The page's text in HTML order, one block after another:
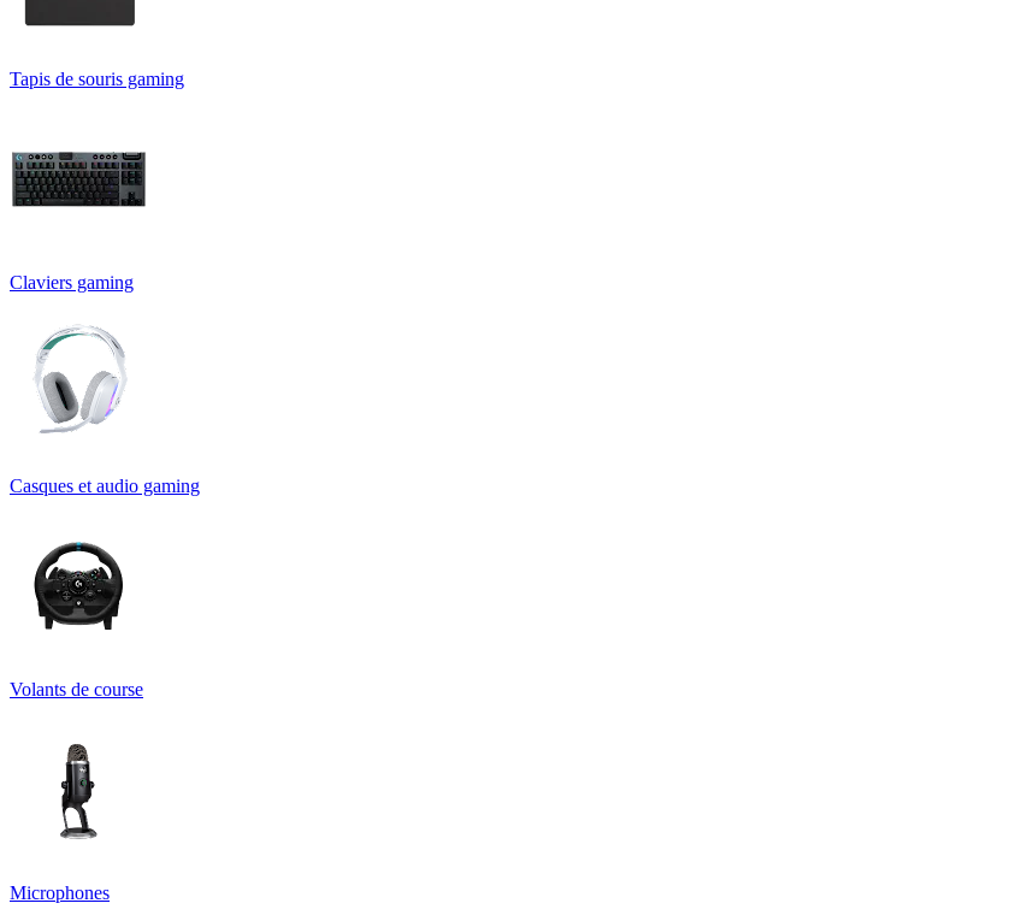
Tapis de souris gaming
Claviers gaming
Casques et audio gaming
Volants de course
Microphones